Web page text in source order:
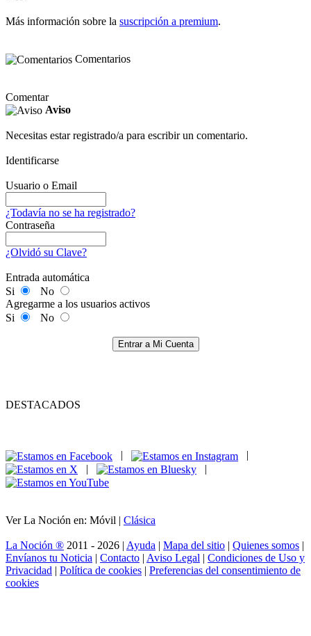
Más información sobre la suscripción a premium.
Comentarios
Comentar
Aviso
Necesitas estar registrado/a para escribir un comentario.
Identificarse
Usuario o Email
¿Todavía no se ha registrado?
Contraseña
¿Olvidó su Clave?
Entrada automática
Si
No
Agregarme a los usuarios activos
Si
No
Entrar a Mi Cuenta
DESTACADOS
|
|
Ver La Noción en: Móvil | Clásica
La Noción ® 2011 - 2026 | Ayuda | Mapa del sitio | Quienes somos |
Envíanos tu Noticia | Contacto | Aviso Legal | Condiciones de Uso y
Privacidad | Política de cookies | Preferencias del consentimiento de
cookies